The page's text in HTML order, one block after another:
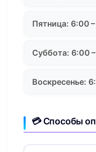
Пятница: 6:00
Суббота: 6:00
Воскресенье:
💳 Способы